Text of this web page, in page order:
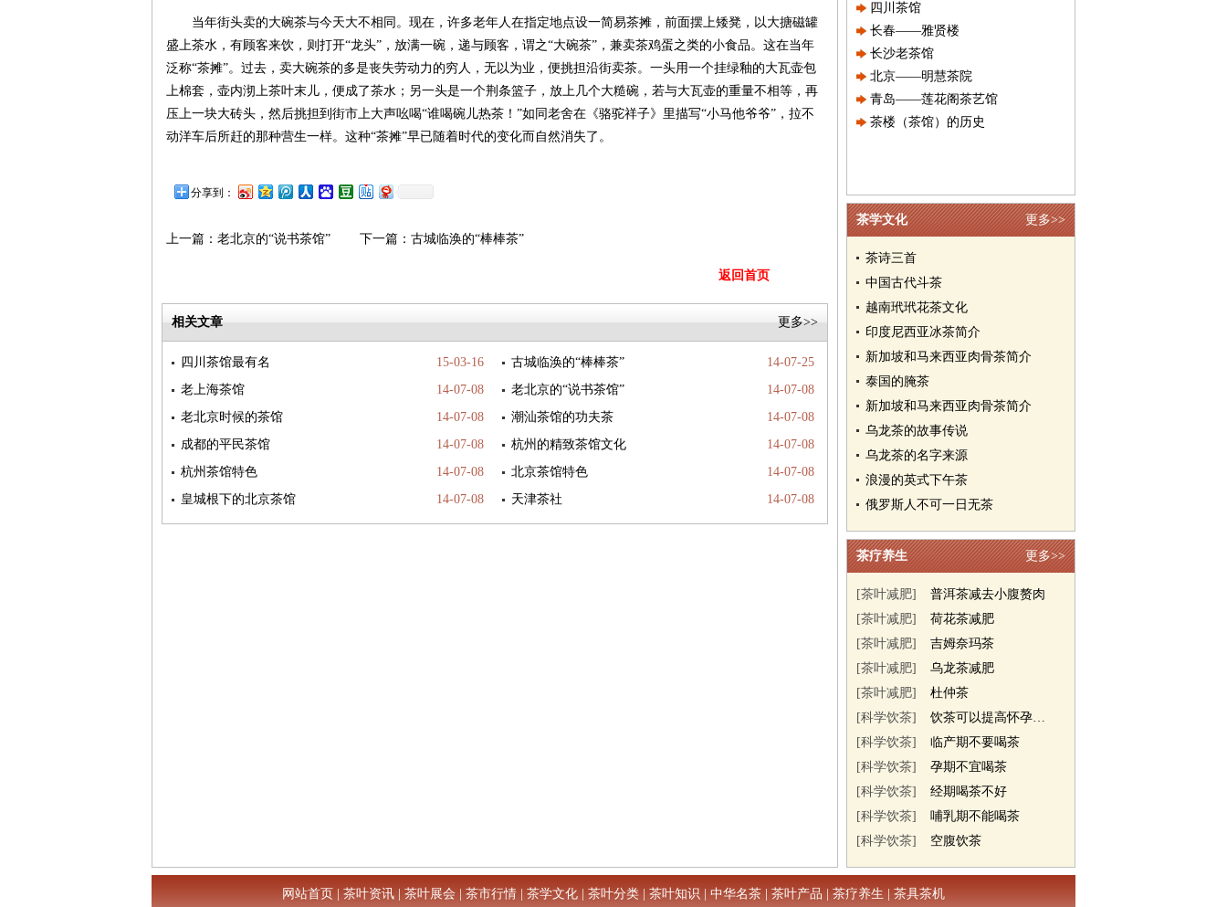
当年街头卖的大碗茶与今天大不相同。现在，许多老年人在指定地点设一简易茶摊，前面摆上矮凳，以大搪磁罐
盛上茶水，有顾客来饮，则打开“龙头”，放满一碗，递与顾客，谓之“大碗茶”，兼卖茶鸡蛋之类的小食品。这在当年
泛称“茶摊”。过去，卖大碗茶的多是丧失劳动力的穷人，无以为业，便挑担沿街卖茶。一头用一个挂绿釉的大瓦壶包
上棉套，壶内沏上茶叶末儿，便成了茶水；另一头是一个荆条篮子，放上几个大糙碗，若与大瓦壶的重量不相等，再
压上一块大砖头，然后挑担到街市上大声吆喝“谁喝碗儿热茶！”如同老舍在《骆驼祥子》里描写“小马他爷爷”，拉不
动洋车后所赶的那种营生一样。这种“茶摊”早已随着时代的变化而自然消失了。
分享到：
上一篇： 老北京的“说书茶馆” 下一篇： 古城临涣的“棒棒茶”
返回首页
更多>>
相关文章
15-03-16
四川茶馆最有名 14-07-25
古城临涣的“棒棒茶”
14-07-08
老上海茶馆 14-07-08
老北京的“说书茶馆”
14-07-08
老北京时候的茶馆 14-07-08
潮汕茶馆的功夫茶
14-07-08
成都的平民茶馆 14-07-08
杭州的精致茶馆文化
14-07-08
杭州茶馆特色 14-07-08
北京茶馆特色
14-07-08
皇城根下的北京茶馆 14-07-08
天津茶社
四川茶馆
长春——雅贤楼
长沙老茶馆
北京——明慧茶院
青岛——莲花阁茶艺馆
茶楼（茶馆）的历史
更多>>
茶学文化
茶诗三首
中国古代斗茶
越南玳玳花茶文化
印度尼西亚冰茶简介
新加坡和马来西亚肉骨茶简介
泰国的腌茶
新加坡和马来西亚肉骨茶简介
乌龙茶的故事传说
乌龙茶的名字来源
浪漫的英式下午茶
俄罗斯人不可一日无茶
更多>>
茶疗养生
[茶叶减肥]
普洱茶减去小腹赘肉
[茶叶减肥]
荷花茶减肥
[茶叶减肥]
吉姆奈玛茶
[茶叶减肥]
乌龙茶减肥
[茶叶减肥]
杜仲茶
[科学饮茶]
饮茶可以提高怀孕几率
[科学饮茶]
临产期不要喝茶
[科学饮茶]
孕期不宜喝茶
[科学饮茶]
经期喝茶不好
[科学饮茶]
哺乳期不能喝茶
[科学饮茶]
空腹饮茶
网站首页 茶叶资讯 茶叶展会 茶市行情 茶学文化 茶叶分类 茶叶知识 中华名茶 茶叶产品 茶疗养生 茶具茶机